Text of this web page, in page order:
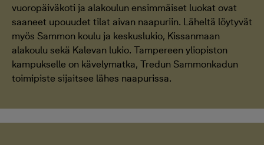
vuoropäiväkoti ja alakoulun ensimmäiset luokat ovat
saaneet upouudet tilat aivan naapuriin. Läheltä löytyvät
myös Sammon koulu ja keskuslukio, Kissanmaan
alakoulu sekä Kalevan lukio. Tampereen yliopiston
kampukselle on kävelymatka, Tredun Sammonkadun
toimipiste sijaitsee lähes naapurissa.